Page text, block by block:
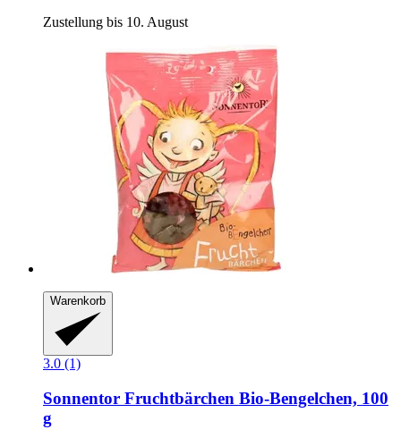
Zustellung bis 10. August
Warenkorb
3.0 (1)
Sonnentor Fruchtbärchen Bio-​Bengelchen, 100
g